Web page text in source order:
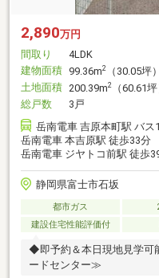
2,890万円
間取り
4LDK
建物面積 99.36m2
（30.05坪）
土地面積 200.39m2
（60.61坪
総戸数
3戸
岳南電車 吉原本町駅 バ
岳南電車 本吉原駅 徒歩33分
岳南電車 ジヤトコ前駅 徒歩
静岡県富士市石坂
都市ガス
建設住宅性能評価付
◆即予約＆本日現地見学
ードセンター≫